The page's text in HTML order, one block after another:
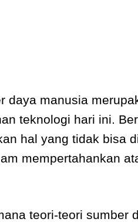
daya manusia
teknologi hari ini.
hal yang tidak bisa
mempertahankan
teori-teori sumber